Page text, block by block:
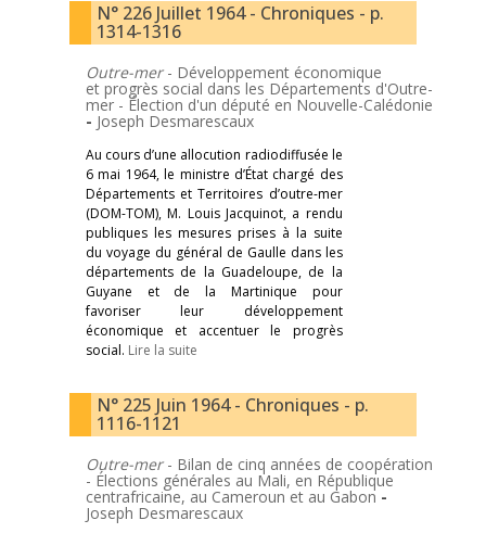
N° 226 Juillet 1964 - Chroniques - p.
1314-1316
Outre-mer- Développement économique
et progrès social dans les Départements d'Outre-
mer - Élection d'un député en Nouvelle-Calédonie
- Joseph Desmarescaux
Au cours d’une allocution radiodiffusée le
6 mai 1964, le ministre d’État chargé des
Départements et Territoires d’outre-mer
(DOM-TOM), M. Louis Jacquinot, a rendu
publiques les mesures prises à la suite
du voyage du général de Gaulle dans les
départements de la Guadeloupe, de la
Guyane et de la Martinique pour
favoriser leur développement
économique et accentuer le progrès
social. Lire la suite
N° 225 Juin 1964 - Chroniques - p.
1116-1121
Outre-mer- Bilan de cinq années de coopération
- Élections générales au Mali, en République
centrafricaine, au Cameroun et au Gabon -
Joseph Desmarescaux